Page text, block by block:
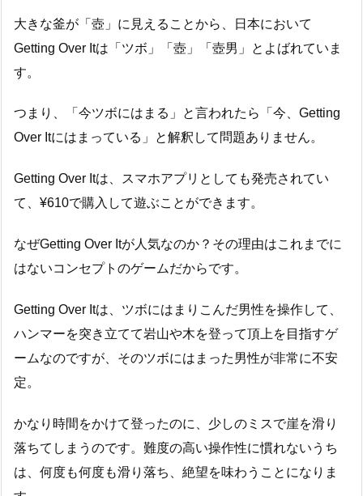
大きな釜が「壺」に見えることから、日本において
Getting Over Itは「ツボ」「壺」「壺男」とよばれていま
す。
つまり、「今ツボにはまる」と言われたら「今、Getting
Over Itにはまっている」と解釈して問題ありません。
Getting Over Itは、スマホアプリとしても発売されてい
て、¥610で購入して遊ぶことができます。
なぜGetting Over Itが人気なのか？その理由はこれまでに
はないコンセプトのゲームだからです。
Getting Over Itは、ツボにはまりこんだ男性を操作して、
ハンマーを突き立てて岩山や木を登って頂上を目指すゲ
ームなのですが、そのツボにはまった男性が非常に不安
定。
かなり時間をかけて登ったのに、少しのミスで崖を滑り
落ちてしまうのです。難度の高い操作性に慣れないうち
は、何度も何度も滑り落ち、絶望を味わうことになりま